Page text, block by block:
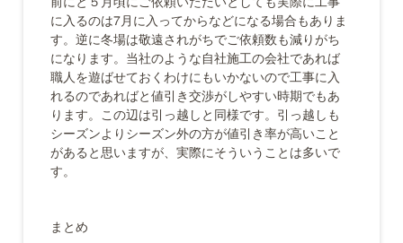
に入るのは7月に入ってからなどになる場合もありま
す。逆に冬場は敬遠されがちでご依頼数も減りがち
になります。当社のような自社施工の会社であれば
職人を遊ばせておくわけにもいかないので工事に入
れるのであればと値引き交渉がしやすい時期でもあ
ります。この辺は引っ越しと同様です。引っ越しも
シーズンよりシーズン外の方が値引き率が高いこと
があると思いますが、実際にそういうことは多いで
す。
まとめ